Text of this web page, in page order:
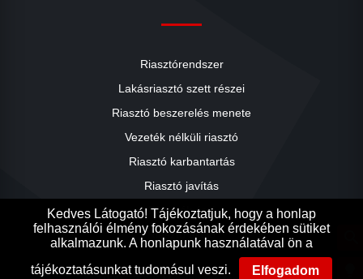
Riasztórendszer
Lakásriasztó szett részei
Riasztó beszerelés menete
Vezeték nélküli riasztó
Riasztó karbantartás
Riasztó javítás
Riasztók árai
Riasztó akció
Kedves Látogató! Tájékoztatjuk, hogy a honlap
felhasználói élmény fokozásának érdekében sütiket
alkalmazunk. A honlapunk használatával ön a
tájékoztatásunkat tudomásul veszi.
Elfogadom